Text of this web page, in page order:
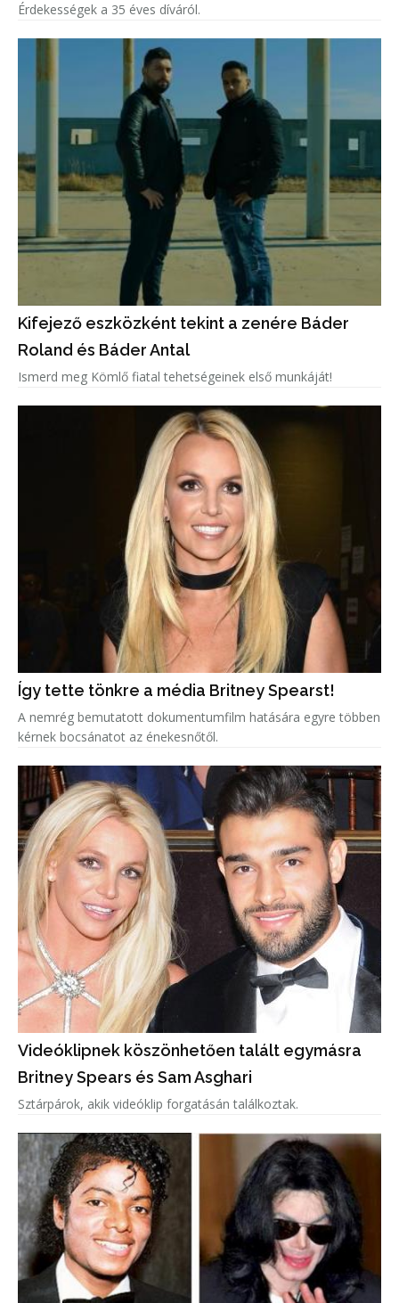
Érdekességek a 35 éves díváról.
Kifejező eszközként tekint a zenére Báder
Roland és Báder Antal
Ismerd meg Kömlő fiatal tehetségeinek első munkáját!
Így tette tönkre a média Britney Spearst!
A nemrég bemutatott dokumentumfilm hatására egyre többen
kérnek bocsánatot az énekesnőtől.
Videóklipnek köszönhetően talált egymásra
Britney Spears és Sam Asghari
Sztárpárok, akik videóklip forgatásán találkoztak.